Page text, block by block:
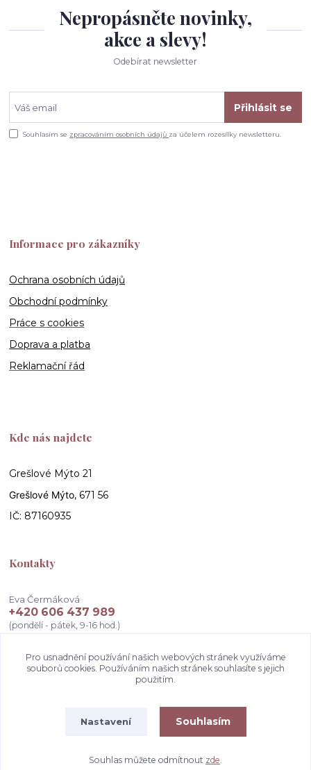
Nepropásněte novinky,
akce a slevy!
Odebírat newsletter
Přihlásit se
Souhlasím se zpracováním osobních údajů za účelem rozesílky newsletteru.
Informace pro zákazníky
Ochrana osobních údajů
Obchodní podmínky
Práce s cookies
Doprava a platba
Reklamační řád
Kde nás najdete
Grešlové Mýto 21
Grešlové Mýto, 671 56
IČ: 87160935
Kontakty
Eva Čermáková
+420 606 437 989
(pondělí - pátek, 9-16 hod.)
info@atelierceva.cz
Vytvořeno na Eshop-rychle.cz
Pro usnadnění používání našich webových stránek využíváme
souborů cookies. Používáním našich stránek souhlasíte s jejich
použitím.
Nastavení Souhlasím
Souhlas můžete odmítnout zde